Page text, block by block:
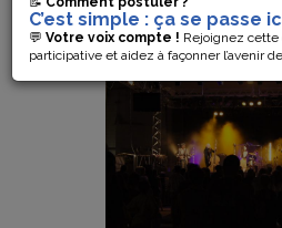
C’est simple : ça se passe
💬 Votre voix compte ! Rejoignez
participative et aidez à façonner l’avenir